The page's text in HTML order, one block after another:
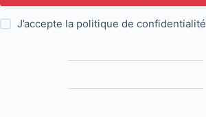
J’accepte la politique de confidentialité